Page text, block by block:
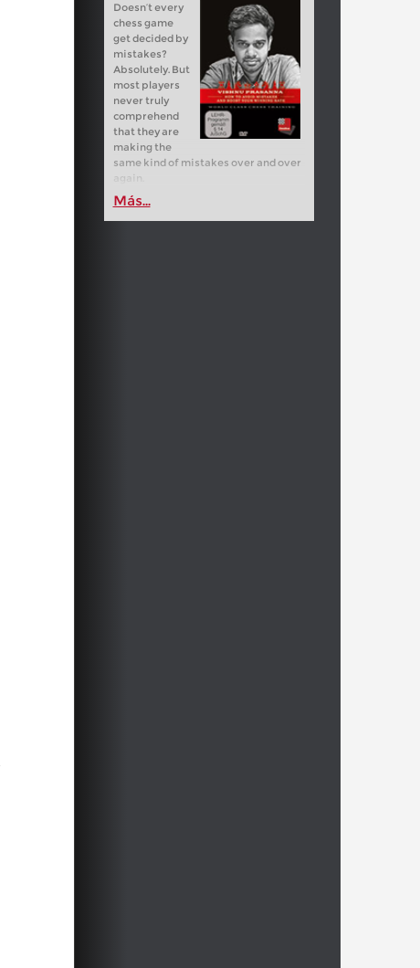
Doesn’t every
chess game
get decided by
mistakes?
Absolutely. But
most players
never truly
comprehend
that they are
making the
same kind of mistakes over and over
again.
Más...